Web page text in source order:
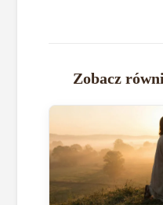
Zobacz